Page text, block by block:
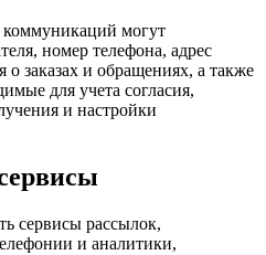
могут
номер телефона, адрес
заказах и обращениях, а также
для учета согласия,
и настройки
сервисы рассылок,
и аналитики,